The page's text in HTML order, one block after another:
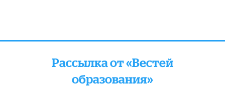
Рассылка от «Вестей
образования»